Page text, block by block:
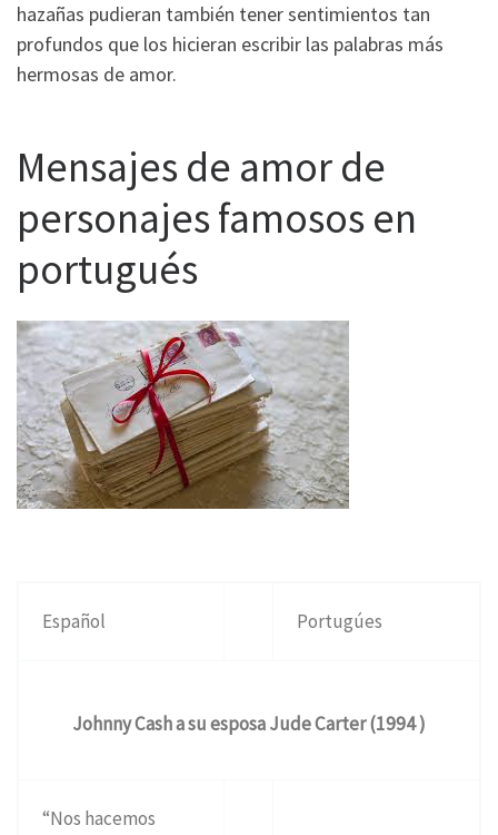
hazañas pudieran también tener sentimientos tan
profundos que los hicieran escribir las palabras más
hermosas de amor.
Mensajes de amor de
personajes famosos en
portugués
Español Portugúes
Johnny Cash a su esposa Jude Carter (1994 )
“Nos hacemos